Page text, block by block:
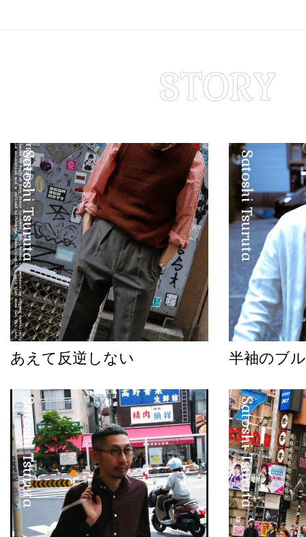
Satoshi Tsuruta
あえて反逆しない
Satoshi Tsuruta
半袖のブ
Satoshi Tsuruta Satoshi Tsuruta